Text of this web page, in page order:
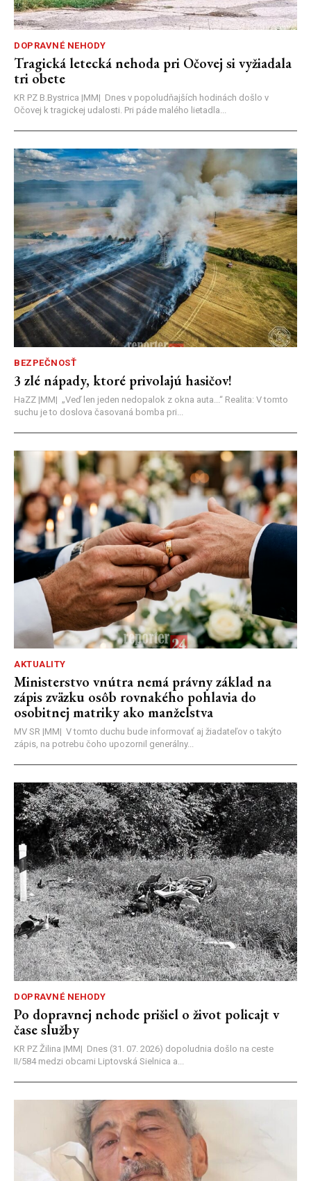
DOPRAVNÉ NEHODY
Tragická letecká nehoda pri Očovej si vyžiadala
tri obete
KR PZ B.Bystrica |MM| Dnes v popoludňajších hodinách došlo v
Očovej k tragickej udalosti. Pri páde malého lietadla...
BEZPEČNOSŤ
3 zlé nápady, ktoré privolajú hasičov!
HaZZ |MM| ​„Veď len jeden nedopalok z okna auta...“ ​Realita: V tomto
suchu je to doslova časovaná bomba pri...
AKTUALITY
Ministerstvo vnútra nemá právny základ na
zápis zväzku osôb rovnakého pohlavia do
osobitnej matriky ako manželstva
MV SR |MM| V tomto duchu bude informovať aj žiadateľov o takýto
zápis, na potrebu čoho upozornil generálny...
DOPRAVNÉ NEHODY
Po dopravnej nehode prišiel o život policajt v
čase služby
KR PZ Žilina |MM| Dnes (31. 07. 2026) dopoludnia došlo na ceste
II/584 medzi obcami Liptovská Sielnica a...